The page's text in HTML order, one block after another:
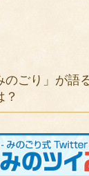
ごり」が語
？